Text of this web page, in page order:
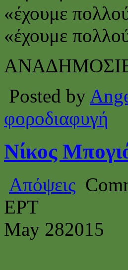
«έχουμε
«έχουμε
Posted by
φοροδιαφυγή
Νίκος
Απόψεις
ΕΡΤ
May 282015